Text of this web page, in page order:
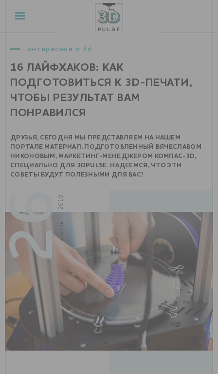
интересное о 3d
16 ЛАЙФХАКОВ: КАК
ПОДГОТОВИТЬСЯ К 3D-ПЕЧАТИ,
ЧТОБЫ РЕЗУЛЬТАТ ВАМ
ПОНРАВИЛСЯ
ДРУЗЬЯ, СЕГОДНЯ МЫ ПРЕДСТАВЛЯЕМ НА НАШЕМ
ПОРТАЛЕ МАТЕРИАЛ, ПОДГОТОВЛЕННЫЙ ВЯЧЕСЛАВОМ
НИКОНОВЫМ, МАРКЕТИНГ-МЕНЕДЖЕРОМ КОМПАС-3D,
СПЕЦИАЛЬНО ДЛЯ 3DPULSE. НАДЕЕМСЯ, ЧТО ЭТИ
СОВЕТЫ БУДУТ ПОЛЕЗНЫМИ ДЛЯ ВАС!
26
апрель — 2019